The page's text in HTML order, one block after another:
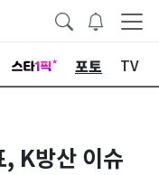
포토 TV
, K방산 이슈